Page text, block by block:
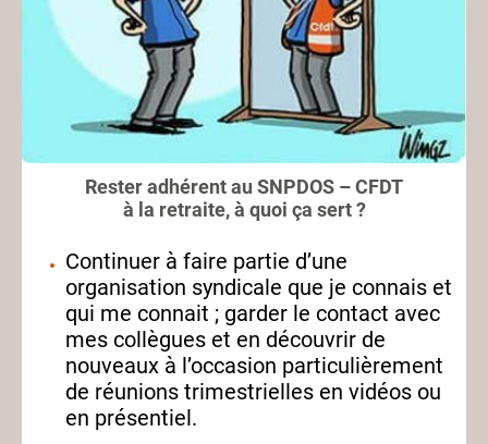
Rester adhérent au SNPDOS – CFDT
à la retraite, à quoi ça sert ?
Continuer à faire partie d’une
organisation syndicale que je connais et
qui me connait ; garder le contact avec
mes collègues et en découvrir de
nouveaux à l’occasion particulièrement
de réunions trimestrielles en vidéos ou
en présentiel.